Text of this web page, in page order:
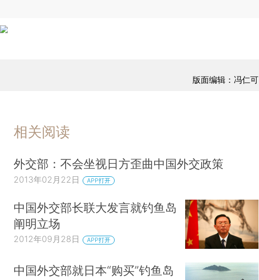
版面编辑：冯仁可
相关阅读
外交部：不会坐视日方歪曲中国外交政策
2013年02月22日 APP打开
中国外交部长联大发言就钓鱼岛
阐明立场
2012年09月28日 APP打开
中国外交部就日本“购买”钓鱼岛